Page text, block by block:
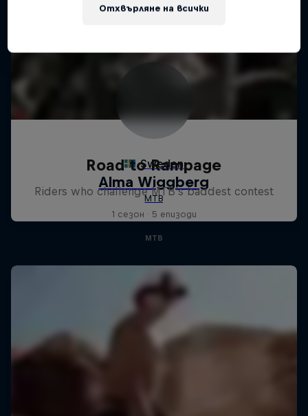
Road to Rampage
Riders who challenge MTB's baddest contest
1 сезон · 5 епизоди
MTB
Отхвърляне на всички